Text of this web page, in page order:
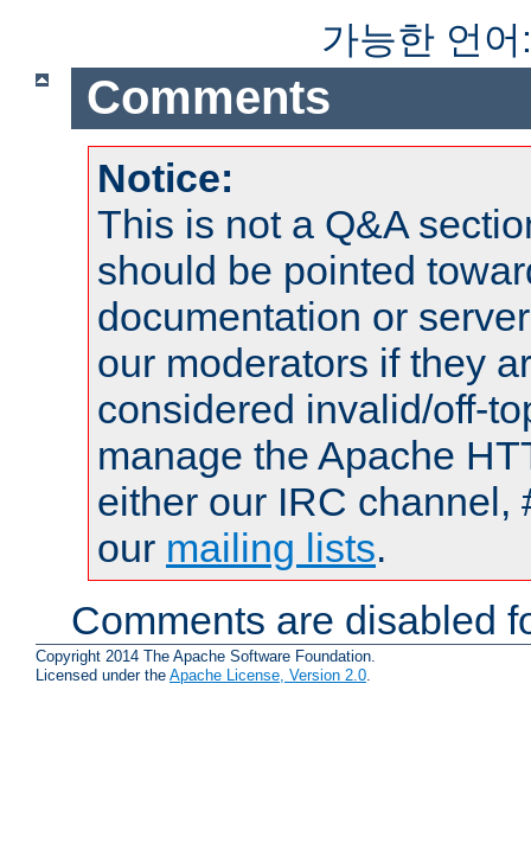
가능한 언
Comments
Notice:
This is not a Q&A
should be pointed
documentation or
our moderators if they
considered invalid/off-
manage the Apache
either our IRC channel,
our mailing lists.
Comments are disabled
Copyright 2014 The Apache Software Foundation.
Licensed under the Apache License, Version 2.0.